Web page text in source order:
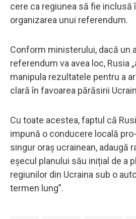
cere ca regiunea să fie inclusă
organizarea unui referendum.
Conform ministerului, dacă un
referendum va avea loc, Rusia
manipula rezultatele pentru a
clară în favoarea părăsirii
Cu toate acestea, faptul că
impună o conducere locală
singur oraș ucrainean, adaugă
eșecul planului său inițial de a
regiunilor din Ucraina sub o
termen lung”.